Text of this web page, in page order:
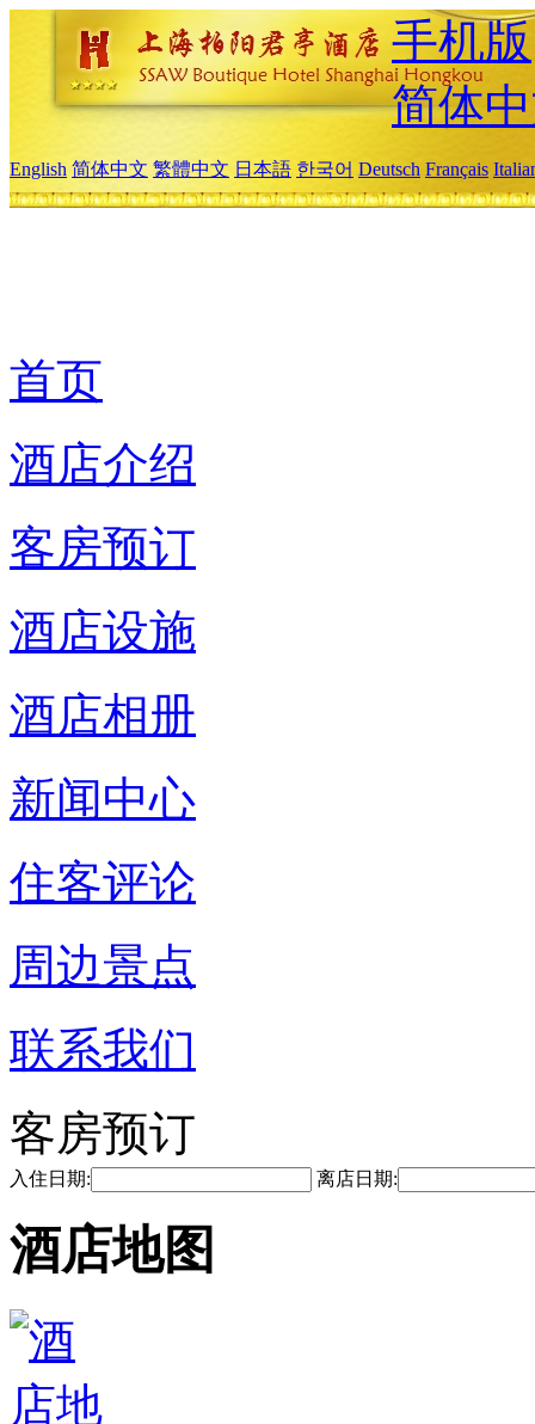
手机版
简体
English 简体中文 繁體中文 日本語 한국어 Deutsch Français
首页
酒店介绍
客房预订
酒店设施
酒店相册
新闻中心
住客评论
周边景点
联系我们
客房预订
入住日期: 离店日期:
酒店地图